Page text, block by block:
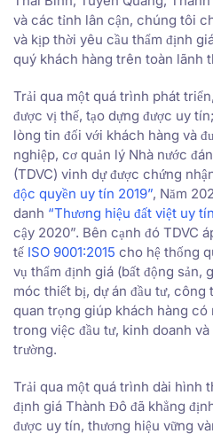
và các tỉnh lân cận, chúng tôi
và kịp thời yêu cầu thẩm định
quý khách hàng trên toàn lãnh
Trải qua một quá trình phát
được vị thế, tạo dựng được uy
lòng tin đối với khách hàng và
nghiệp, cơ quản lý Nhà nước
(TDVC) vinh dự được chứng
độc quyền uy tín 2019”, Năm
danh “Thương hiệu đất việt uy
cậy 2020”. Bên cạnh đó TDVC
tế ISO 9001:2015 cho hệ thống
vụ thẩm định giá (bất động sản,
móc thiết bị, dự án đầu tư,
quan trọng giúp khách hàng
trong việc đầu tư, kinh doanh
trường.
Trải qua một quá trình dài hình
định giá Thành Đô đã khẳng
được uy tín, thương hiệu vững